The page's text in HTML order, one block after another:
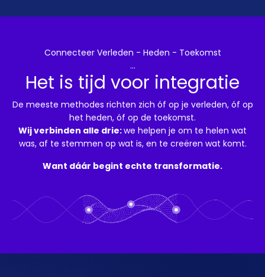
Connecteer Verleden - Heden - Toekomst
...
Het is tijd voor integratie
De meeste methodes richten zich óf op je verleden, óf op
het heden, óf op de toekomst.
Wij verbinden alle drie:we helpen je om te helen wat
was, af te stemmen op wat is, en te creëren wat komt.
Want dáár begint echte transformatie.